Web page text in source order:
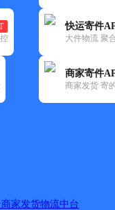
快运寄件
大件物流 聚
商家寄件
商家发货 寄
家发货物流中台
华县